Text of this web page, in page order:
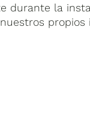
durante la
propios